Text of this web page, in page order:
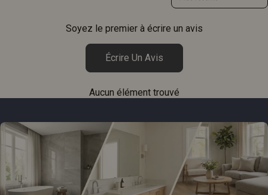
Soyez le premier à écrire un avis
Écrire Un Avis
Aucun élément trouvé